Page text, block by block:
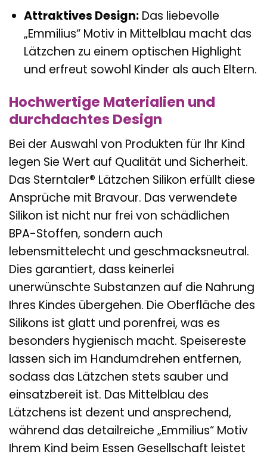
Attraktives Design:Das liebevolle
„Emmilius“ Motiv in Mittelblau macht das
Lätzchen zu einem optischen Highlight
und erfreut sowohl Kinder als auch Eltern.
Hochwertige Materialien und
durchdachtes Design
Bei der Auswahl von Produkten für Ihr Kind
legen Sie Wert auf Qualität und Sicherheit.
Das Sterntaler® Lätzchen Silikon erfüllt diese
Ansprüche mit Bravour. Das verwendete
Silikon ist nicht nur frei von schädlichen
BPA-Stoffen, sondern auch
lebensmittelecht und geschmacksneutral.
Dies garantiert, dass keinerlei
unerwünschte Substanzen auf die Nahrung
Ihres Kindes übergehen. Die Oberfläche des
Silikons ist glatt und porenfrei, was es
besonders hygienisch macht. Speisereste
lassen sich im Handumdrehen entfernen,
sodass das Lätzchen stets sauber und
einsatzbereit ist. Das Mittelblau des
Lätzchens ist dezent und ansprechend,
während das detailreiche „Emmilius“ Motiv
Ihrem Kind beim Essen Gesellschaft leistet